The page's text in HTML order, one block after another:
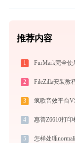
推荐内容
1
2 FileZilla安装教
3 疯歌音效平台
4 惠普Z6610打
5 怎样处理